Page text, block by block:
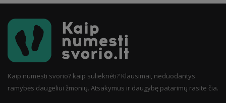
Kaip numesti svorio? kaip sulieknėti? Klausimai, neduodantys
ramybės daugeliui žmonių. Atsakymus ir daugybę patarimų rasite čia.